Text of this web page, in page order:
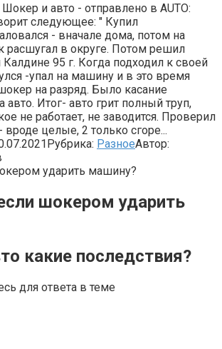
и авто - отправлено в AUTO:
следующее: " Купил
- вначале дома, потом на
расшугал в округе. Потом решил
Калдине 95 г. Когда подходил к своей
-упал на машину и в это время
на разряд. Было касание
Итог- авто грит полный труп,
не работает, не заводится. Проверил
вроде целые, 2 только сгоре...
Рубрика: РазноеАвтор:
шокером ударить
какие последствия?
для ответа в теме